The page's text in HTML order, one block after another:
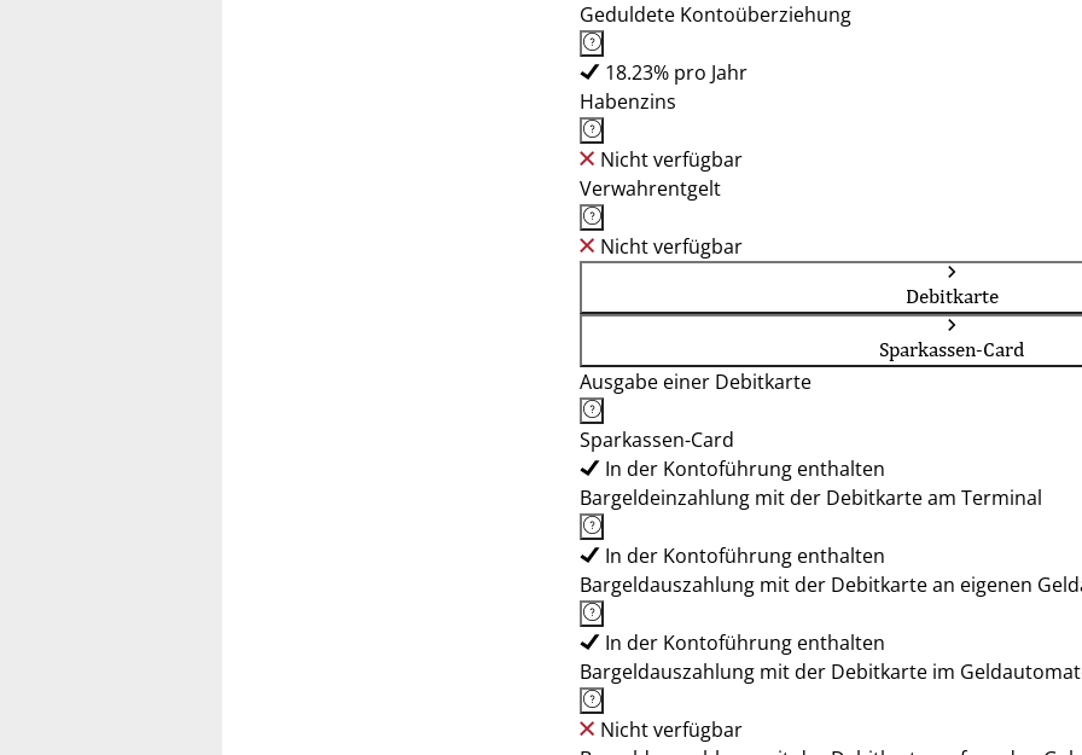
Geduldete Kontoüberziehung
18.23% pro Jahr
Habenzins
Nicht verfügbar
Verwahrentgelt
Nicht verfügbar
Debitkarte
Sparkassen-Card
Ausgabe einer Debitkarte
Sparkassen-Card
In der Kontoführung enthalten
Bargeldeinzahlung mit der Debitkarte am Terminal
In der Kontoführung enthalten
Bargeldauszahlung mit der Debitkarte an eigenen
In der Kontoführung enthalten
Bargeldauszahlung mit der Debitkarte im
Nicht verfügbar